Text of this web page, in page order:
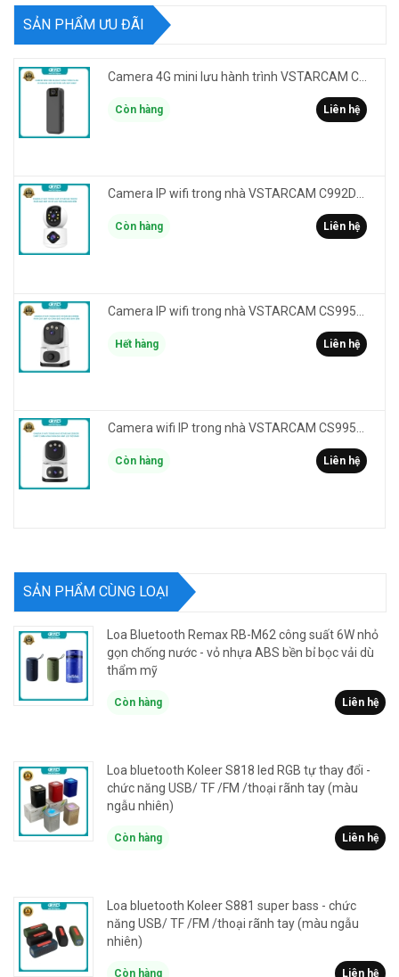
SẢN PHẨM ƯU ĐÃI
Còn hàng Liên hệ
Camera IP wifi trong nhà VSTARCAM C992DR phân giải HD 2MP 2 màn hình - báo động, đàm thoại, có màu
Còn hàng Liên hệ
Hết hàng Liên hệ
Camera wifi IP trong nhà VSTARCAM CS995DR xem 2 màn hình 6MP FullHD - báo động, đàm thoại, màu ban đêm
Còn hàng Liên hệ
SẢN PHẨM CÙNG LOẠI
Loa Bluetooth Remax RB-M62 công suất 6W nhỏ
gọn chống nước - vỏ nhựa ABS bền bỉ bọc vải dù
thẩm mỹ
Còn hàng Liên hệ
Loa bluetooth Koleer S818 led RGB tự thay đổi -
chức năng USB/ TF /FM /thoại rãnh tay (màu
ngẫu nhiên)
Còn hàng Liên hệ
Loa bluetooth Koleer S881 super bass - chức
năng USB/ TF /FM /thoại rãnh tay (màu ngẫu
nhiên)
Còn hàng Liên hệ